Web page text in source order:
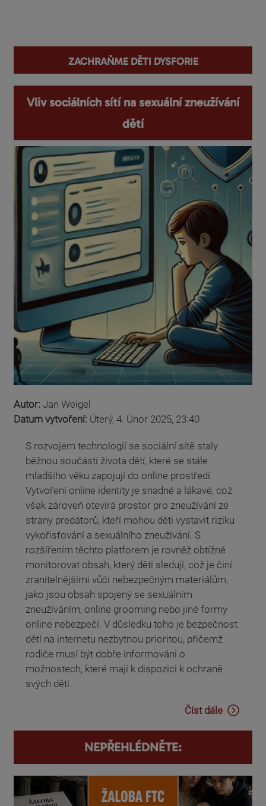
zachraňme děti dysforie
Vliv sociálních sítí na sexuální zneužívání
dětí
Autor: Jan Weigel
Datum vytvoření: Úterý, 4. Únor 2025, 23:40
S rozvojem technologií se sociální sítě staly
běžnou součástí života dětí, které se stále
mladšího věku zapojují do online prostředí.
Vytvoření online identity je snadné a lákavé, což
však zároveň otevírá prostor pro zneužívání ze
strany predátorů, kteří mohou děti vystavit riziku
vykořisťování a sexuálního zneužívání. S
rozšířením těchto platforem je rovněž obtížné
monitorovat obsah, který děti sledují, což je činí
zranitelnějšími vůči nebezpečným materiálům,
jako jsou obsah spojený se sexuálním
zneužíváním, online grooming nebo jiné formy
online nebezpečí. V důsledku toho je bezpečnost
dětí na internetu nezbytnou prioritou, přičemž
rodiče musí být dobře informováni o
možnostech, které mají k dispozici k ochraně
svých dětí.
Číst dále
NEPŘEHLÉDNĚTE: